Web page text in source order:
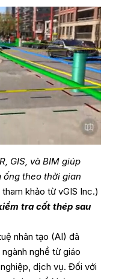
GIS, và BIM giúp
theo thời gian
tham khảo từ vGIS Inc.)
tra cốt thép sau
nhân tạo (AI) đã
nghề từ giáo
dịch vụ. Đối với